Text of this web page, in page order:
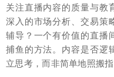
关注直播内容的质量与教
深入的市场分析、交易策
辅导？一个有价值的直播
捕鱼的方法。内容是否逻
立思考，而非简单地照搬指